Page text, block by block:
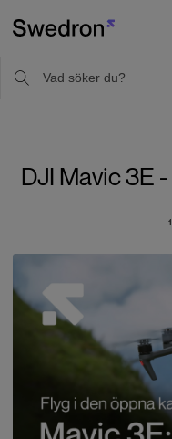
DJI Mavic 3E
1